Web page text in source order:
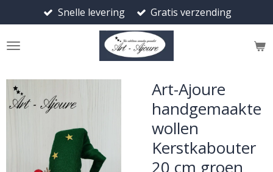
direct
naar
Snelle levering Gratis verzending
Art-Ajoure
handgemaakte
wollen
Kerstkabouter
20 cm groen